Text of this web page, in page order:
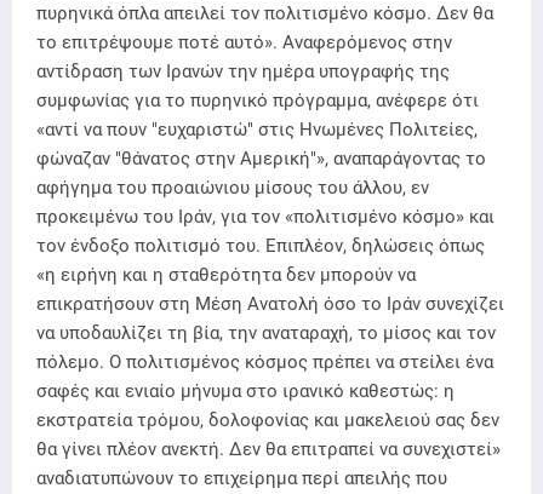
πυρηνικά όπλα απειλεί τον πολιτισμένο κόσμο. Δεν θα
το επιτρέψουμε ποτέ αυτό». Αναφερόμενος στην
αντίδραση των Ιρανών την ημέρα υπογραφής της
συμφωνίας για το πυρηνικό πρόγραμμα, ανέφερε ότι
«αντί να πουν "ευχαριστώ" στις Ηνωμένες Πολιτείες,
φώναζαν "θάνατος στην Αμερική"», αναπαράγοντας το
αφήγημα του προαιώνιου μίσους του άλλου, εν
προκειμένω του Ιράν, για τον «πολιτισμένο κόσμο» και
τον ένδοξο πολιτισμό του. Επιπλέον, δηλώσεις όπως
«η ειρήνη και η σταθερότητα δεν μπορούν να
επικρατήσουν στη Μέση Ανατολή όσο το Ιράν συνεχίζει
να υποδαυλίζει τη βία, την αναταραχή, το μίσος και τον
πόλεμο. Ο πολιτισμένος κόσμος πρέπει να στείλει ένα
σαφές και ενιαίο μήνυμα στο ιρανικό καθεστώς: η
εκστρατεία τρόμου, δολοφονίας και μακελειού σας δεν
θα γίνει πλέον ανεκτή. Δεν θα επιτραπεί να συνεχιστεί»
αναδιατυπώνουν το επιχείρημα περί απειλής που